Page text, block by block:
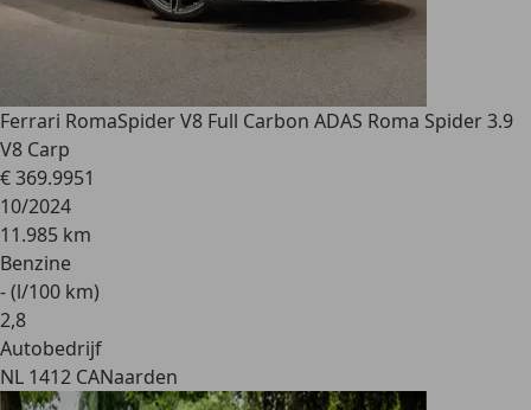
Ferrari RomaSpider V8 Full Carbon ADAS Roma Spider 3.9
V8 Carp
€ 369.9951
10/2024
11.985 km
Benzine
- (l/100 km)
2,8
Autobedrijf
NL 1412 CANaarden